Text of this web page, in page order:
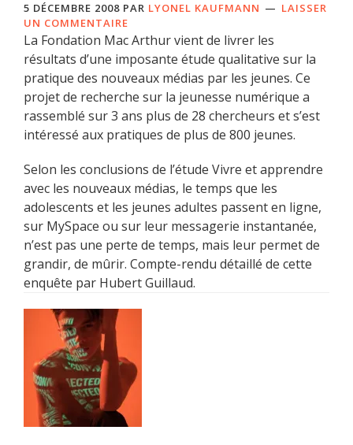
5 DÉCEMBRE 2008 PAR LYONEL KAUFMANN
LAISSER
UN COMMENTAIRE
La Fondation Mac Arthur vient de livrer les
résultats d’une imposante étude qualitative sur la
pratique des nouveaux médias par les jeunes. Ce
projet de recherche sur la jeunesse numérique a
rassemblé sur 3 ans plus de 28 chercheurs et s’est
intéressé aux pratiques de plus de 800 jeunes.
Selon les conclusions de l’étude Vivre et apprendre
avec les nouveaux médias, le temps que les
adolescents et les jeunes adultes passent en ligne,
sur MySpace ou sur leur messagerie instantanée,
n’est pas une perte de temps, mais leur permet de
grandir, de mûrir. Compte-rendu détaillé de cette
enquête par Hubert Guillaud.